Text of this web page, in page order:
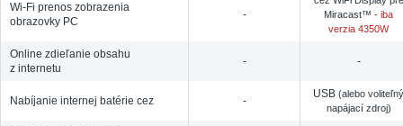
Wi-Fi prenos zobrazenia
obrazovky PC
-
Miracast™ - iba
verzia 4350W
Online zdieľanie obsahu
z internetu
- -
Nabíjanie internej batérie cez -
USB (alebo voliteľný
napájací zdroj)